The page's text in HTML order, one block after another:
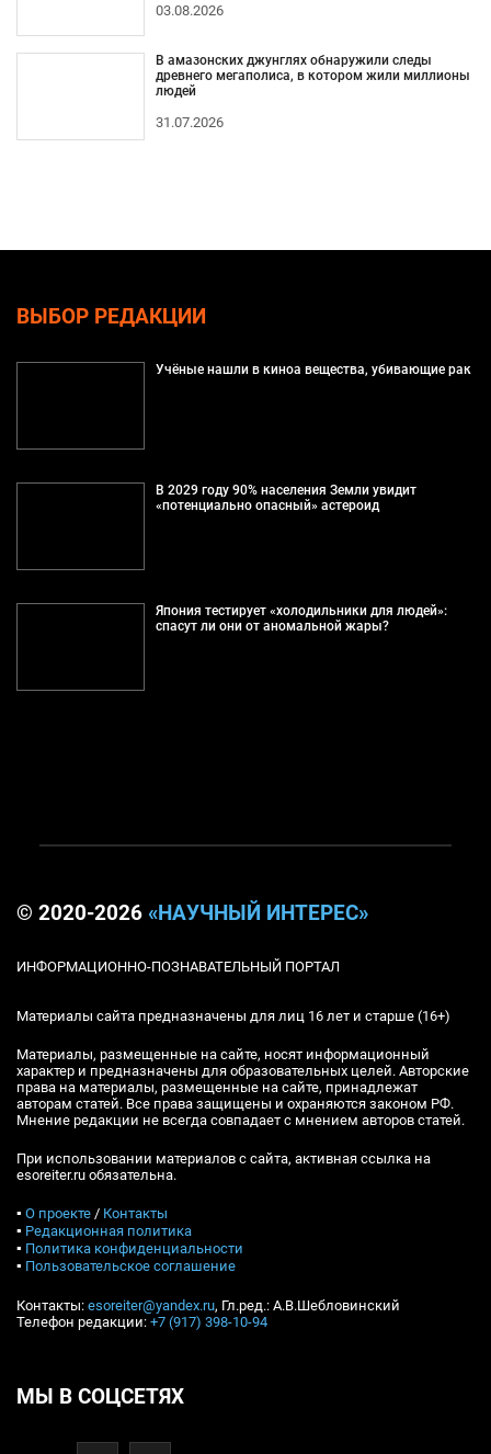
03.08.2026
В амазонских джунглях обнаружили следы
древнего мегаполиса, в котором жили миллионы
людей
31.07.2026
ВЫБОР РЕДАКЦИИ
Учёные нашли в киноа вещества, убивающие рак
В 2029 году 90% населения Земли увидит
«потенциально опасный» астероид
Япония тестирует «холодильники для людей»:
спасут ли они от аномальной жары?
© 2020-2026 «НАУЧНЫЙ ИНТЕРЕС»
ИНФОРМАЦИОННО-ПОЗНАВАТЕЛЬНЫЙ ПОРТАЛ
Материалы сайта предназначены для лиц 16 лет и старше (16+)
Материалы, размещенные на сайте, носят информационный
характер и предназначены для образовательных целей. Авторские
права на материалы, размещенные на сайте, принадлежат
авторам статей. Все права защищены и охраняются законом РФ.
Мнение редакции не всегда совпадает с мнением авторов статей.
При использовании материалов с сайта, активная ссылка на
esoreiter.ru обязательна.
▪ О проекте / Контакты
▪ Редакционная политика
▪ Политика конфиденциальности
▪ Пользовательское соглашение
Контакты: esoreiter@yandex.ru, Гл.ред.: А.В.Шебловинский
Телефон редакции: +7 (917) 398-10-94
МЫ В СОЦСЕТЯХ